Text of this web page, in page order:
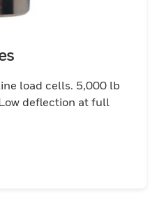
load cells. 5,000 lb
deflection at full